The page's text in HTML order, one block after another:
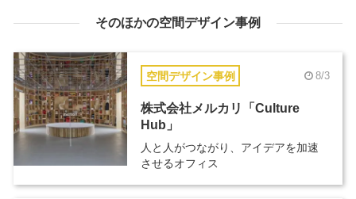
そのほかの空間デザイン事例
空間デザイン事例 8/3
株式会社メルカリ「Culture
Hub」
人と人がつながり、アイデアを加速
させるオフィス